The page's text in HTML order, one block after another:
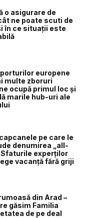
o asigurare de
ne poate scuti de
în ce situații este
europene
multe zboruri
ocupă primul loc și
marile hub-uri ale
pe care le
denumirea „all-
Sfaturile experților
vacanță fără griji
din Arad –
găsim Familia
de pe deal